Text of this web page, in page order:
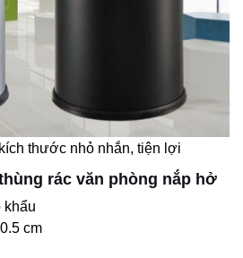
thước nhỏ nhắn, tiện lợi
rác văn phòng nắp hở
khẩu
cm